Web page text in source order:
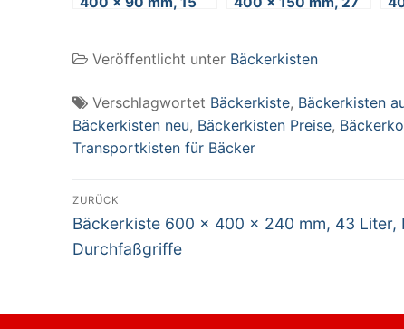
Veröffentlicht unter Bäckerkisten
Verschlagwortet Bäckerkiste, Bäckerkisten
Bäckerkisten neu, Bäckerkisten Preise,
Transportkisten für Bäcker
Beitragsnavigation
ZURÜCK
Vorheriger
Beitrag:
Bäckerkiste 600 x 400 x 240 mm, 43 Liter,
Durchfaßgriffe